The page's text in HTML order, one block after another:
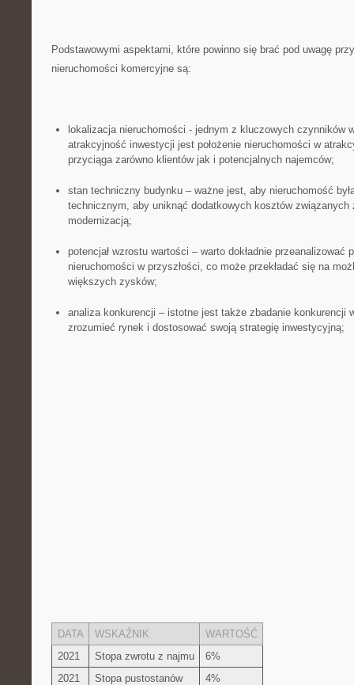
Podstawowymi aspektami, które‍ powinno się‌ brać pod uwagę
nieruchomości komercyjne są:
lokalizacja nieruchomości ⁣- jednym‌ z kluczowych czynników
‍atrakcyjność​ inwestycji jest położenie nieruchomości w
przyciąga zarówno klientów jak⁣ i ‍potencjalnych najemców;
stan techniczny budynku – ważne jest, aby nieruchomość
technicznym, aby uniknąć dodatkowych ⁢kosztów związanych‌
modernizacją;
potencjał wzrostu​ wartości – warto dokładnie przeanalizować
nieruchomości w przyszłości, co może ‌przekładać się na⁢
większych zysków;
analiza konkurencji – istotne jest także zbadanie konkurencji
zrozumieć rynek i‌ dostosować⁣ swoją strategię inwestycyjną;
DATA WSKAŹNIK
WARTOŚĆ
2021
Stopa ‌zwrotu z najmu
6%
2021
Stopa pustostanów 4%